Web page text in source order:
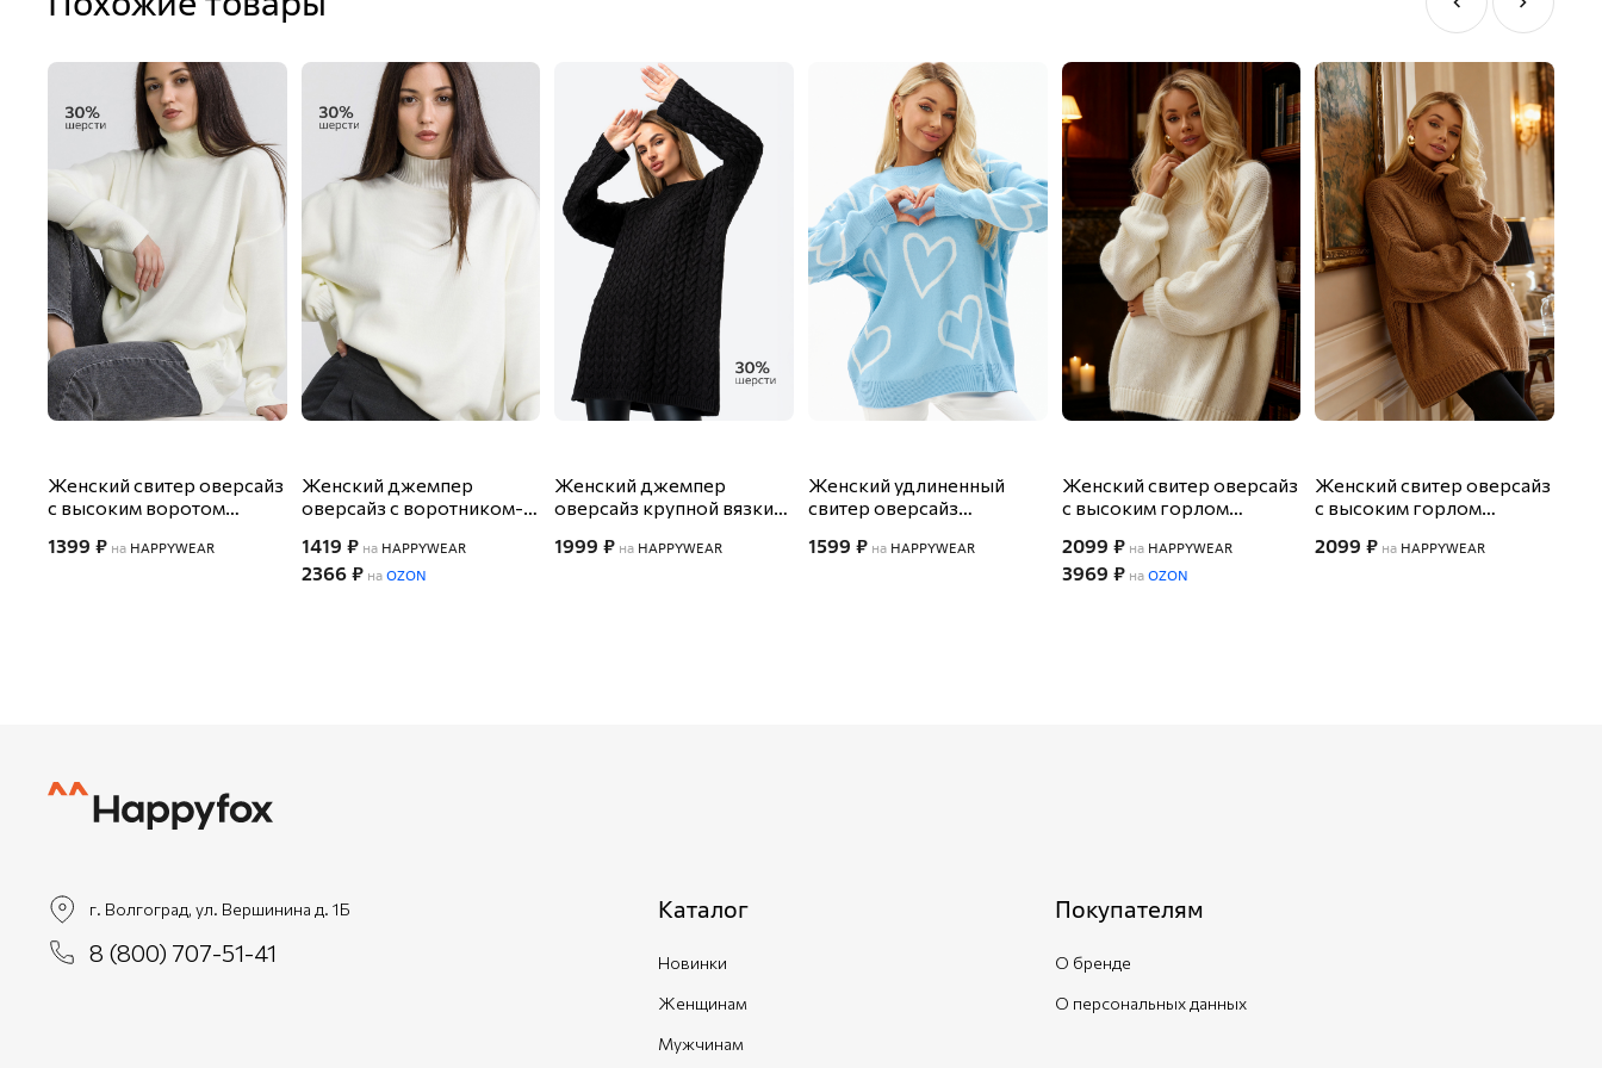
Женский свитер оверсайз
с высоким воротом
1399 ₽ на HAPPYWEAR
Женский джемпер
оверсайз с воротником-
1419 ₽на HAPPYWEAR
2366 ₽наOZON
Женский джемпер
оверсайз крупной вязки
1999 ₽ на HAPPYWEAR
Женский удлиненный
свитер оверсайз
1599 ₽на HAPPYWEAR
Женский свитер оверсайз
с высоким горлом
2099 ₽на HAPPYWEAR
3969 ₽наOZON
Женский свитер оверсайз
с высоким горлом
2099 ₽ на HAPPYWEAR
г. Волгоград, ул. Вершинина д. 1Б
8 (800) 707-51-41
Каталог
Новинки
Женщинам
Мужчинам
Покупателям
О бренде
О персональных данных